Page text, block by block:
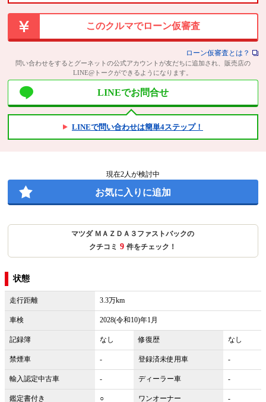
このクルマでローン仮審査
ローン仮審査とは？
問い合わせをするとグーネットの公式アカウントが友だちに追加され、販売店の
LINE@トークができるようになります。
LINEでお問合せ
LINEで問い合わせは簡単4ステップ！
現在2人が検討中
お気に入りに追加
マツダ ＭＡＺＤＡ３ファストバックの
クチコミ 9 件をチェック！
状態
走行距離 3.3万km
車検 2028(令和10)年1月
記録簿 なし 修復歴 なし
禁煙車 - 登録済未使用車 -
輸入認定中古車 - ディーラー車 -
鑑定書付き ○ ワンオーナー -